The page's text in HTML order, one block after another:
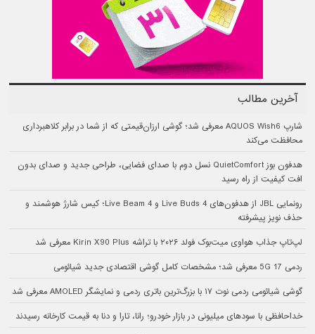
آخرین مطالب
شارپ AQUOS Wish6 معرفی شد؛ گوشی ارزان‌قیمتی که از شما در برابر کلاهبرداری
محافظت می‌کند
هدفون بوز QuietComfort نسل دوم با صدای فضایی، طراحی جدید و صدای بدون
افت کیفیت از راه رسید
رونمایی JBL از هدفون‌های Live Buds 4 و Live Beam 4؛ کیس شارژ هوشمند و
حذف نویز پیشرفته
لپ‌تاپ جذاب هواوی میت‌بوک فولد ۲۰۲۶ با تراشه Kirin X90 Plus معرفی شد
ردمی 17 5G معرفی شد؛ مشخصات کامل گوشی اقتصادی جدید شیائومی
گوشی شیائومی ردمی نوت ۱۷ با بزرگ‌ترین باتری ردمی و نمایشگر AMOLED معرفی شد
خداحافظی با سودهای میلیونی در بازار خودرو؛ رانا، تارا و دنا به قیمت کارخانه رسیدند